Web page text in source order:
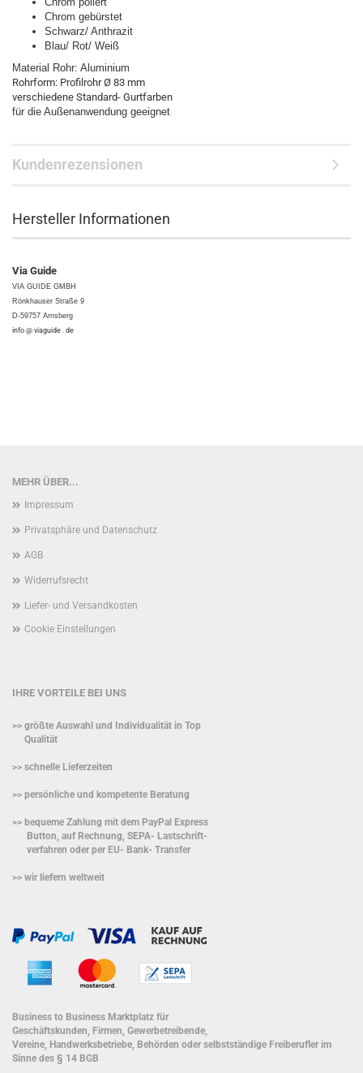
Chrom gebürstet
Schwarz/ Anthrazit
Blau/ Rot/ Weiß
Material Rohr: Aluminium
Rohrform: Profilrohr Ø 83 mm
verschiedene Standard- Gurtfarben
für die Außenanwendung geeignet
Kundenrezensionen
Hersteller Informationen
Via Guide
VIA GUIDE GMBH
Rönkhauser Straße 9
D-59757 Arnsberg
info @ viaguide . de
MEHR ÜBER...
Impressum
Privatsphäre und Datenschutz
AGB
Widerrufsrecht
Liefer- und Versandkosten
Cookie Einstellungen
IHRE VORTEILE BEI UNS
>> größte Auswahl und Individualität in Top
Qualität
>> schnelle Lieferzeiten
>> persönliche und kompetente Beratung
>> bequeme Zahlung mit dem PayPal Express
Button, auf Rechnung, SEPA- Lastschrift-
verfahren oder per EU- Bank- Transfer
>> wir liefern weltweit
Business to Business Marktplatz für
Geschäftskunden, Firmen, Gewerbetreibende,
Vereine, Handwerksbetriebe, Behörden oder selbstständige Freiberufler im
Sinne des § 14 BGB